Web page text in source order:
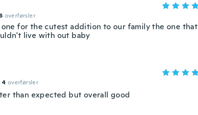
overførsler
for the cutest addition to our family the one that
live with out baby
4 overførsler
than expected but overall good